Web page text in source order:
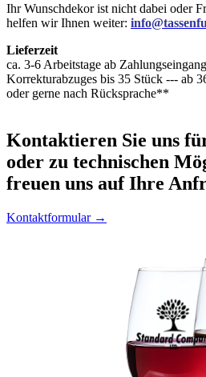
Ihr Wunschdekor ist nicht dabei oder
helfen wir Ihnen weiter:
Lieferzeit
ca. 3-6 Arbeitstage ab
Korrekturabzuges bis 35 Stück --- ab
oder gerne nach Rücksprache**
Kontaktieren Sie uns
oder zu technischen
freuen uns auf Ihre
Kontaktformular →